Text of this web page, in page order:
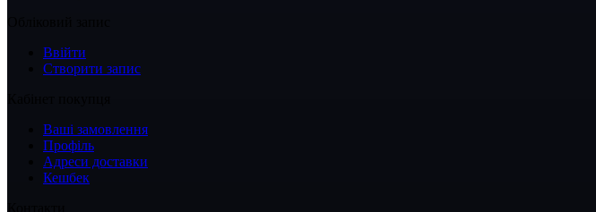
Ввійти
Створити запис
Ваші замовлення
Профіль
Адреси доставки
Кешбек